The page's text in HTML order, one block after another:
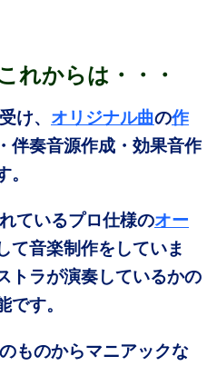
れからは・・・
け、 オリジナル曲の作
伴奏音源作成・効果音作
ているプロ仕様のオー
て音楽制作をしていま
トラが演奏しているかの
です。
ものからマニアックな